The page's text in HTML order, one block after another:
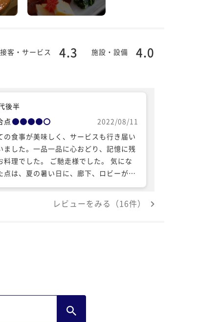
接客・サービス 4.3 施設・設備 4.0
後半
点
2022/08/11
の食事が美味しく、サービスも行き届い
ました。一品一品に心おどり、記憶に残
料理でした。 ご馳走様でした。 気にな
点は、夏の暑い日に、廊下、ロビーが暑
たこと。風呂上がりに再度汗ばみ、不快
た。 宿の方々は、細かく気遣ってくださ
あたたかい気持ちになりました。お世話
レビューをみる（16件）